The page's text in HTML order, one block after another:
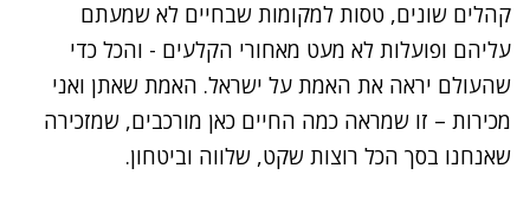
קהלים שונים, טסות למקומות שבחיים לא שמעתם
עליהם ופועלות לא מעט מאחורי הקלעים - והכל כדי
שהעולם יראה את האמת על ישראל. האמת שאתן ואני
מכירות – זו שמראה כמה החיים כאן מורכבים, שמזכירה
שאנחנו בסך הכל רוצות שקט, שלווה וביטחון.